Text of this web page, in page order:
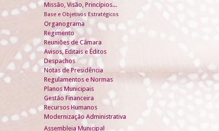
Missão, Visão, Princípios...
Base e Objetivos Estratégicos
Organograma
Regimento
Reuniões de Câmara
Avisos, Editais e Éditos
Despachos
Notas de Presidência
Regulamentos e Normas
Planos Municipais
Gestão Financeira
Recursos Humanos
Modernização Administrativa
Assembleia Municipal